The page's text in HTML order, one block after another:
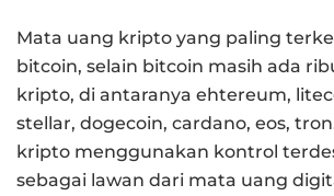
Mata uang kripto yang paling
bitcoin, selain bitcoin masih ada
kripto, di antaranya ehtereum,
stellar, dogecoin, cardano, eos,
kripto menggunakan kontrol
sebagai lawan dari mata uang